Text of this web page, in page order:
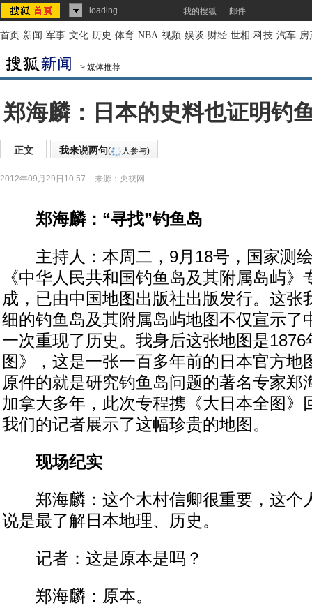
loading... 我的搜狐 邮件
首页-新闻-军事-文化-历史-体育-NBA-视频-娱谈-财经-世相-科技-汽车-房
> 媒体推荐
郑海麟：日本的史料也证明钓
正文 我来说两句( 人参与)
2012年09月29日10:57 来源： 央视网
郑海麟：“寻找”钓鱼岛
主持人：本周二，9月18号，国家测
《中华人民共和国钓鱼岛及其附属岛屿》
成，已由中国地图出版社出版发行。这张
细的钓鱼岛及其附属岛屿地图不仅宣示了
一次重现了历史。我身后这张地图是
图》，这是一张一百多年前的日本官方地
原件的就是研究钓鱼岛问题的著名专家郑
加拿大多年，此次专程携《大日本全图》
我们的记者展示了这幅珍贵的地图。
现场纪实
郑海麟：这个木村信卿很重要，这个
说是最了解日本地理、历史。
记者：这是原本是吗？
郑海麟：原本。